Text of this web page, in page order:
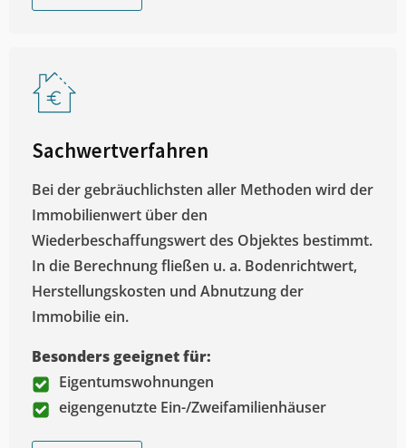
Sachwertverfahren
Bei der gebräuchlichsten aller Methoden wird der
Immobilienwert über den
Wiederbeschaffungswert des Objektes bestimmt.
In die Berechnung fließen u. a. Bodenrichtwert,
Herstellungskosten und Abnutzung der
Immobilie ein.
Besonders geeignet für:
Eigentumswohnungen
eigengenutzte Ein-/Zweifamilienhäuser